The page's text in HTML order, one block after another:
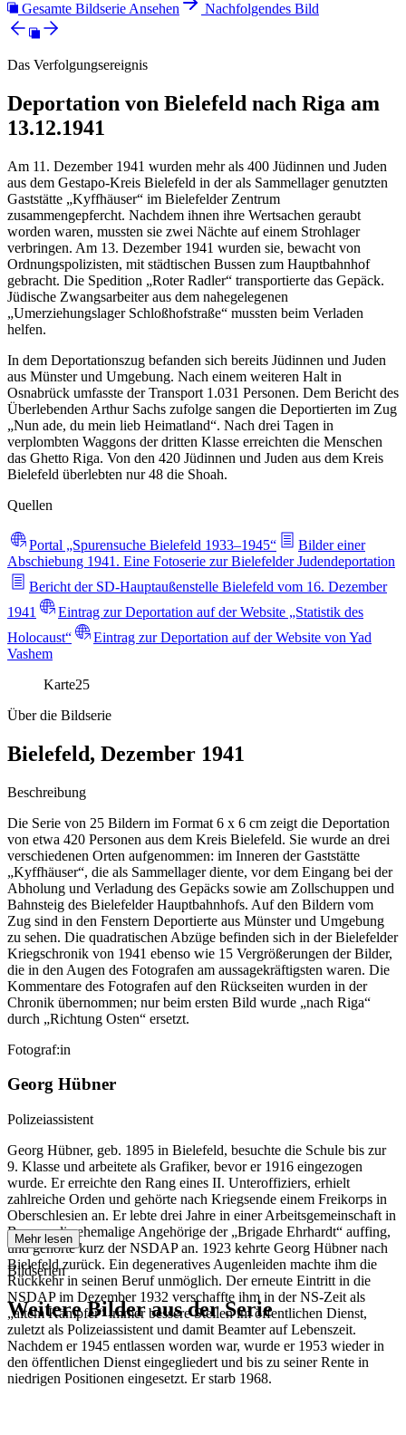
Gesamte Bildserie Ansehen Nachfolgendes Bild
Das Verfolgungsereignis
Deportation von Bielefeld nach Riga am
13.12.1941
Am 11. Dezember 1941 wurden mehr als 400 Jüdinnen und Juden
aus dem Gestapo-Kreis Bielefeld in der als Sammellager genutzten
Gaststätte „Kyffhäuser“ im Bielefelder Zentrum
zusammengepfercht. Nachdem ihnen ihre Wertsachen geraubt
worden waren, mussten sie zwei Nächte auf einem Strohlager
verbringen. Am 13. Dezember 1941 wurden sie, bewacht von
Ordnungspolizisten, mit städtischen Bussen zum Hauptbahnhof
gebracht. Die Spedition „Roter Radler“ transportierte das Gepäck.
Jüdische Zwangsarbeiter aus dem nahegelegenen
„Umerziehungslager Schloßhofstraße“ mussten beim Verladen
helfen.
In dem Deportationszug befanden sich bereits Jüdinnen und Juden
aus Münster und Umgebung. Nach einem weiteren Halt in
Osnabrück umfasste der Transport 1.031 Personen. Dem Bericht des
Überlebenden Arthur Sachs zufolge sangen die Deportierten im Zug
„Nun ade, du mein lieb Heimatland“. Nach drei Tagen in
verplombten Waggons der dritten Klasse erreichten die Menschen
das Ghetto Riga. Von den 420 Jüdinnen und Juden aus dem Kreis
Bielefeld überlebten nur 48 die Shoah.
Quellen
Portal „Spurensuche Bielefeld 1933–1945“
Bilder einer
Abschiebung 1941. Eine Fotoserie zur Bielefelder Judendeportation
Bericht der SD-Hauptaußenstelle Bielefeld vom 16. Dezember
1941
Eintrag zur Deportation auf der Website „Statistik des
Holocaust“
Eintrag zur Deportation auf der Website von Yad
Vashem
Karte25
Über die Bildserie
Bielefeld, Dezember 1941
Beschreibung
Die Serie von 25 Bildern im Format 6 x 6 cm zeigt die Deportation
von etwa 420 Personen aus dem Kreis Bielefeld. Sie wurde an drei
verschiedenen Orten aufgenommen: im Inneren der Gaststätte
„Kyffhäuser“, die als Sammellager diente, vor dem Eingang bei der
Abholung und Verladung des Gepäcks sowie am Zollschuppen und
Bahnsteig des Bielefelder Hauptbahnhofs. Auf den Bildern vom
Zug sind in den Fenstern Deportierte aus Münster und Umgebung
zu sehen. Die quadratischen Abzüge befinden sich in der Bielefelder
Kriegschronik von 1941 ebenso wie 15 Vergrößerungen der Bilder,
die in den Augen des Fotografen am aussagekräftigsten waren. Die
Kommentare des Fotografen auf den Rückseiten wurden in der
Chronik übernommen; nur beim ersten Bild wurde „nach Riga“
durch „Richtung Osten“ ersetzt.
Fotograf:in
Georg Hübner
Polizeiassistent
Georg Hübner, geb. 1895 in Bielefeld, besuchte die Schule bis zur
9. Klasse und arbeitete als Grafiker, bevor er 1916 eingezogen
wurde. Er erreichte den Rang eines II. Unteroffiziers, erhielt
zahlreiche Orden und gehörte nach Kriegsende einem Freikorps in
Oberschlesien an. Er lebte drei Jahre in einer Arbeitsgemeinschaft in
Bayern, die ehemalige Angehörige der „Brigade Ehrhardt“ auffing,
und gehörte kurz der NSDAP an. 1923 kehrte Georg Hübner nach
Bielefeld zurück. Ein degeneratives Augenleiden machte ihm die
Rückkehr in seinen Beruf unmöglich. Der erneute Eintritt in die
NSDAP im Dezember 1932 verschaffte ihm in der NS-Zeit als
„altem Kämpfer“ immer bessere Stellen im öffentlichen Dienst,
zuletzt als Polizeiassistent und damit Beamter auf Lebenszeit.
Nachdem er 1945 entlassen worden war, wurde er 1953 wieder in
den öffentlichen Dienst eingegliedert und bis zu seiner Rente in
niedrigen Positionen eingesetzt. Er starb 1968.
Mehr lesen
Bildserien
Weitere Bilder aus der Serie
1941 Bielefeld
1941 Bielefeld
1941 Bielefeld